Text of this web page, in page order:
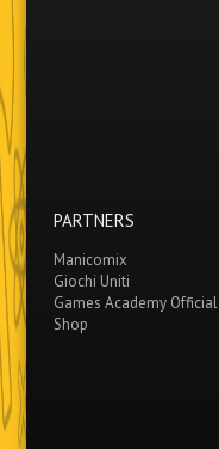
PARTNERS
Manicomix
Giochi Uniti
Games Academy Official
Shop